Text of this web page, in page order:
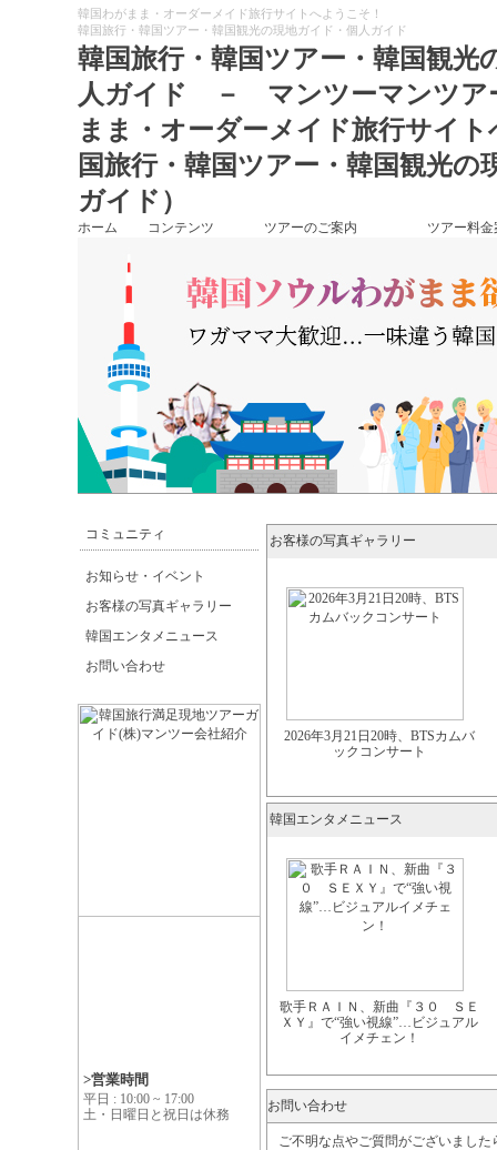
韓国わがまま・オーダーメイド旅行サイトへようこそ！
韓国旅行・韓国ツアー・韓国観光の現地ガイド・個人ガイド
韓国旅行・韓国ツアー・韓国観光
人ガイド － マンツーマンツ
まま・オーダーメイド旅行サイ
国旅行・韓国ツアー・韓国観光の
ガイド）
ホーム コンテンツ ツアーのご案内 ツアー料金
コミュニティ
お知らせ・イベント
お客様の写真ギャラリー
韓国エンタメニュース
お問い合わせ
>営業時間
平日 : 10:00 ~ 17:00
土・日曜日と祝日は休務
お客様の写真ギャラリー
2026年3月21日20時、BTSカムバ
ックコンサート
韓国エンタメニュース
歌手ＲＡＩＮ、新曲『３０ ＳＥ
ＸＹ』で“強い視線”…ビジュアル
イメチェン！
お問い合わせ
ご不明な点やご質問がございまし